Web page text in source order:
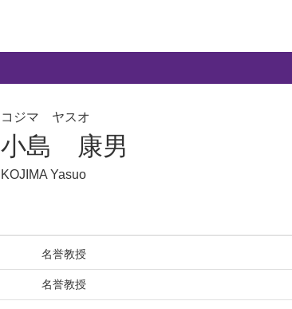
コジマ ヤスオ
小島 康男
KOJIMA Yasuo
名誉教授
名誉教授